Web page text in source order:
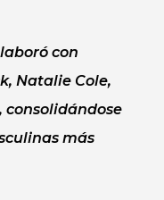
con
Natalie Cole,
consolidándose
más